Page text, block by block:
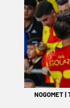
NOGOMET|